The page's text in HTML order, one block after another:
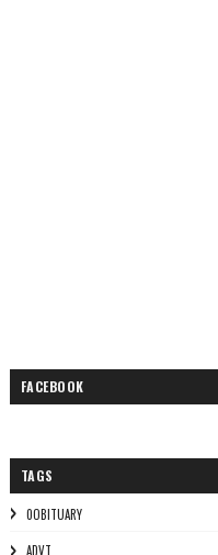
FACEBOOK
TAGS
0OBITUARY
ADVT